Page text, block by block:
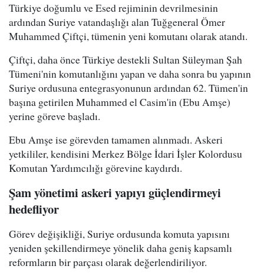
Türkiye doğumlu ve Esed rejiminin devrilmesinin
ardından Suriye vatandaşlığı alan Tuğgeneral Ömer
Muhammed Çiftçi, tümenin yeni komutanı olarak atandı.
Çiftçi, daha önce Türkiye destekli Sultan Süleyman Şah
Tümeni'nin komutanlığını yapan ve daha sonra bu yapının
Suriye ordusuna entegrasyonunun ardından 62. Tümen'in
başına getirilen Muhammed el Casim'in (Ebu Amşe)
yerine göreve başladı.
Ebu Amşe ise görevden tamamen alınmadı. Askeri
yetkililer, kendisini Merkez Bölge İdari İşler Kolordusu
Komutan Yardımcılığı görevine kaydırdı.
Şam yönetimi askeri yapıyı güçlendirmeyi
hedefliyor
Görev değişikliği, Suriye ordusunda komuta yapısını
yeniden şekillendirmeye yönelik daha geniş kapsamlı
reformların bir parçası olarak değerlendiriliyor.